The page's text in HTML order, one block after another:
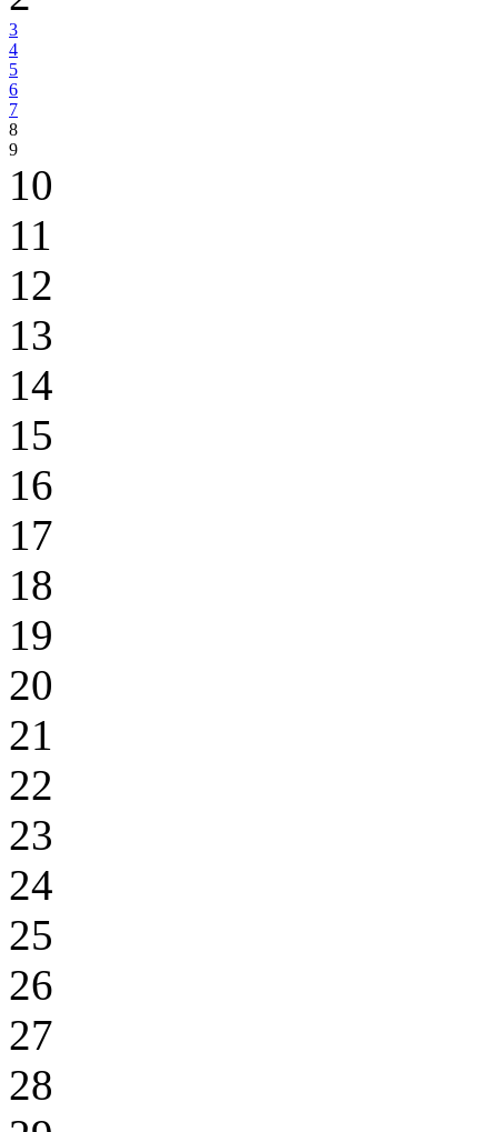
3
4
5
6
7
8
9
10
11
12
13
14
15
16
17
18
19
20
21
22
23
24
25
26
27
28